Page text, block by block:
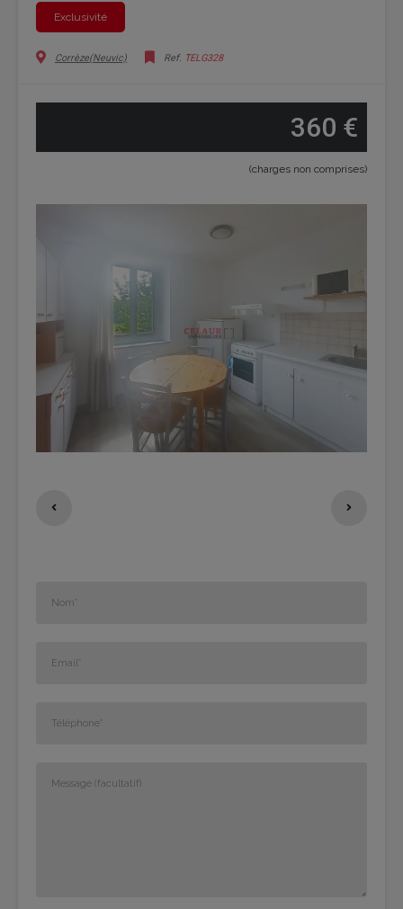
Exclusivité
Corrèze(Neuvic) Ref. TELG328
360 €
(charges non comprises)